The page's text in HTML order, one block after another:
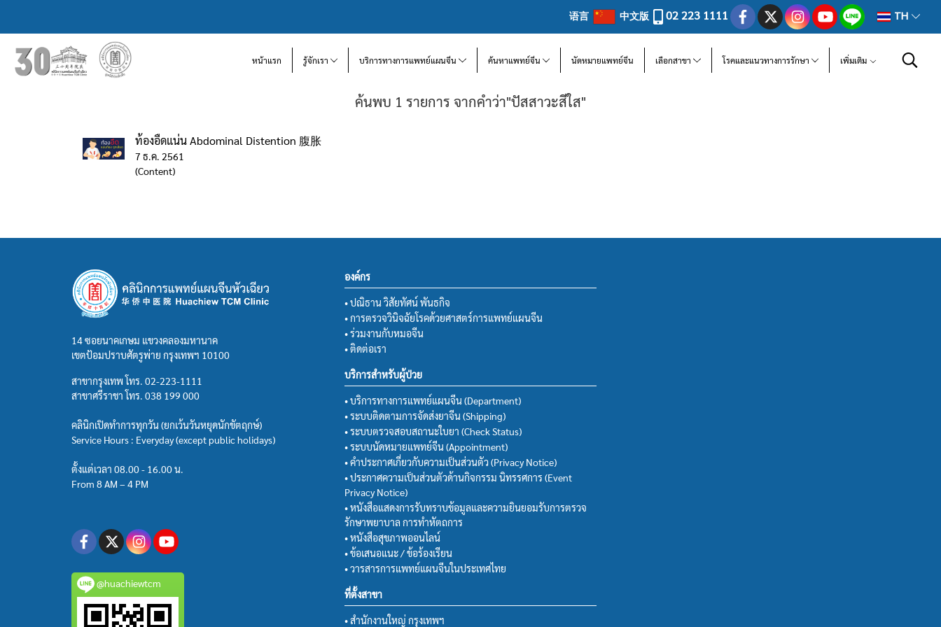
语言 中文版 02 223 1111 TH
หน้าแรก รู้จักเรา บริการทางการแพทย์แผนจีน ค้นหาแพทย์จีน นัดหมายแพทย์จีน เลือกสาขา โรคและแนวทางการรักษา เพิ่มเติม
ค้นพบ 1 รายการ จากคำว่า"ปัสสาวะสีใส"
ท้องอืดแน่น Abdominal Distention 腹胀
7 ธ.ค. 2561
(Content)
14 ซอยนาคเกษม แขวงคลองมหานาค
เขตป้อมปราบศัตรูพ่าย กรุงเทพฯ 10100
สาขากรุงเทพ โทร. 02-223-1111
สาขาศรีราชา โทร. 038 199 000
คลินิกเปิดทำการทุกวัน (ยกเว้นวันหยุดนักขัตฤกษ์)
Service Hours : Everyday (except public holidays)
ตั้งแต่เวลา 08.00 - 16.00 น.
From 8 AM – 4 PM
@huachiewtcm
องค์กร
• ปณิธาน วิสัยทัศน์ พันธกิจ
• การตรวจวินิจฉัยโรคด้วยศาสตร์การแพทย์แผนจีน
• ร่วมงานกับหมอจีน
• ติดต่อเรา
บริการสำหรับผู้ป่วย
• บริการทางการแพทย์แผนจีน (Department)
• ระบบติดตามการจัดส่งยาจีน (Shipping)
• ระบบตรวจสอบสถานะใบยา (Check Status)
• ระบบนัดหมายแพทย์จีน (Appointment)
• คำประกาศเกี่ยวกับความเป็นส่วนตัว (Privacy Notice)
• ประกาศความเป็นส่วนตัวด้านกิจกรรม นิทรรศการ (Event
Privacy Notice)
• หนังสือแสดงการรับทราบข้อมูลและความยินยอมรับการตรวจ
รักษาพยาบาล การทำหัตถการ
• หนังสือสุขภาพออนไลน์
• ข้อเสนอแนะ / ข้อร้องเรียน
• วารสารการแพทย์แผนจีนในประเทศไทย
ที่ตั้งสาขา
• สำนักงานใหญ่ กรุงเทพฯ